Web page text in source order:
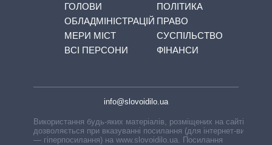
ГОЛОВИ
ОБЛАДМІНІСТРАЦІЙ
МЕРИ МІСТ
ВСІ ПЕРСОНИ
ПОЛІТИКА
ПРАВО
СУСПІЛЬСТВО
ФІНАНСИ
info@slovoidilo.ua
Використання будь-яких матеріалів, розміщених на сайті,
дозволяється при вказуванні посилання (для інтернет-видань
— гіперпосилання) на www.slovoidilo.ua. Посилання